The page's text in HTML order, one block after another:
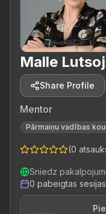
Malle
Share Profile
Mentor
Pārmaiņu vadības
(0
Sniedz
0 pabeigtas sesijas